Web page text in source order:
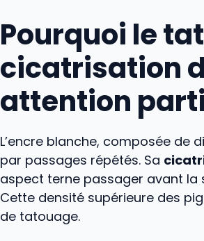
Pourquoi le
cicatrisation
attention
L’encre blanche, composée de
par passages répétés. Sa
aspect terne passager avant la
Cette densité supérieure des
de tatouage.